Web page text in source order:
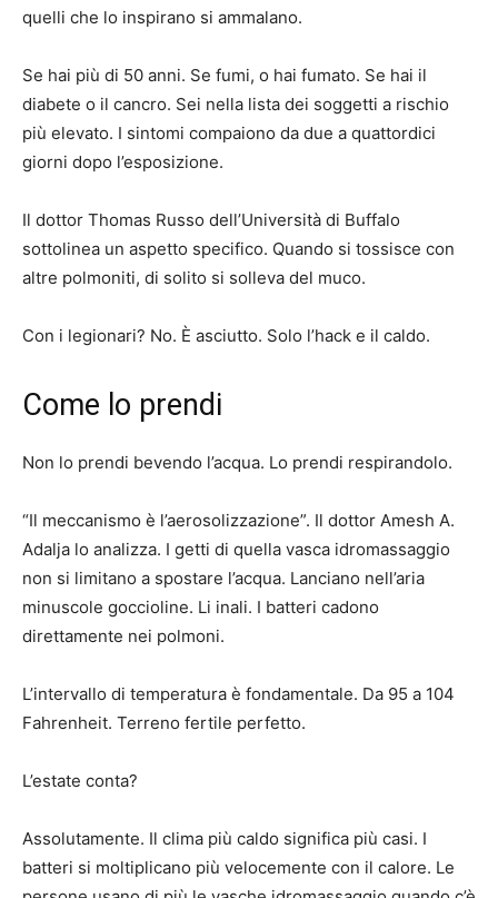
quelli che lo inspirano si ammalano.
Se hai più di 50 anni. Se fumi, o hai fumato. Se hai il
diabete o il cancro. Sei nella lista dei soggetti a rischio
più elevato. I sintomi compaiono da due a quattordici
giorni dopo l’esposizione.
Il dottor Thomas Russo dell’Università di Buffalo
sottolinea un aspetto specifico. Quando si tossisce con
altre polmoniti, di solito si solleva del muco.
Con i legionari? No. È asciutto. Solo l’hack e il caldo.
Come lo prendi
Non lo prendi bevendo l’acqua. Lo prendi respirandolo.
“Il meccanismo è l’aerosolizzazione”. Il dottor Amesh A.
Adalja lo analizza. I getti di quella vasca idromassaggio
non si limitano a spostare l’acqua. Lanciano nell’aria
minuscole goccioline. Li inali. I batteri cadono
direttamente nei polmoni.
L’intervallo di temperatura è fondamentale. Da 95 a 104
Fahrenheit. Terreno fertile perfetto.
L’estate conta?
Assolutamente. Il clima più caldo significa più casi. I
batteri si moltiplicano più velocemente con il calore. Le